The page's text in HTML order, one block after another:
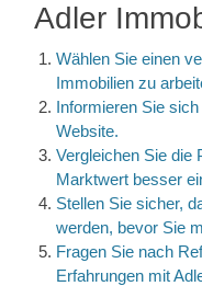
Adler
Wählen Sie einen
Immobilien zu
Informieren Sie
Website.
Vergleichen Sie die
Marktwert besser
Stellen Sie sicher,
werden, bevor Sie
Fragen Sie nach
Erfahrungen mit